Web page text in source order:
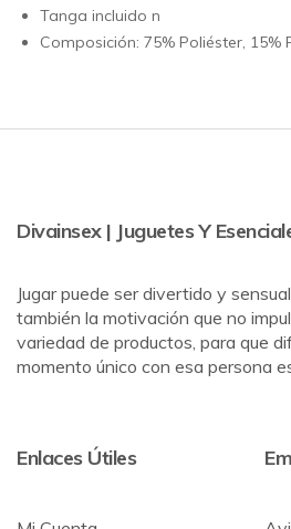
Tanga incluido n
Composición: 75% Poliéster, 15%
Divainsex | Juguetes Y
Jugar puede ser divertido y
también la motivación que no
variedad de productos, para que
momento único con esa persona
Enlaces Útiles